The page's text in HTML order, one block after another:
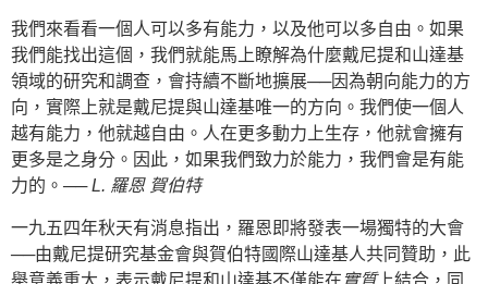
我們來看看一個人可以多有能力，以及他可以多自由。如果
我們能找出這個，我們就能馬上瞭解為什麼戴尼提和山達基
領域的研究和調查，會持續不斷地擴展──因為朝向能力的方
向，實際上就是戴尼提與山達基唯一的方向。我們使一個人
越有能力，他就越自由。人在更多動力上生存，他就會擁有
更多是之身分。因此，如果我們致力於能力，我們會是有能
力的。 ── L. 羅恩 賀伯特
一九五四年秋天有消息指出，羅恩即將發表一場獨特的大會
──由戴尼提研究基金會與賀伯特國際山達基人共同贊助，此
舉意義重大，表示戴尼提和山達基不僅能在 實質上結合，同